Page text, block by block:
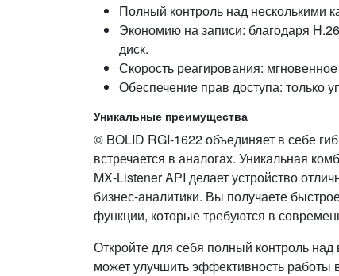
Полный контроль над несколькими
Экономию на записи: благодаря
диск.
Скорость реагирования:
Обеспечение прав доступа: только
Уникальные преимущества
© BOLID RGI‑1622 объединяет в себе
встречается в аналогах. Уникальная
MX‑Listener API делает устройство
бизнес‑аналитики. Вы получаете
функции, которые требуются в
Откройте для себя полный контроль над
может улучшить эффективность работы